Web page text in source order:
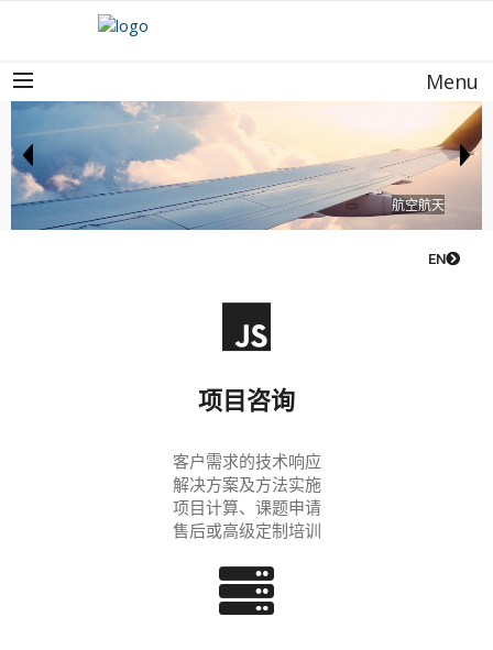
Menu
航空航天
EN
项目咨询
客户需求的技术响应
解决方案及方法实施
项目计算、课题申请
售后或高级定制培训